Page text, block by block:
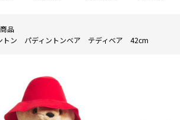
品
トン パディントンベア テディベア 42cm